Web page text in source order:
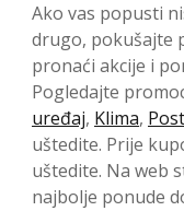
Ako vas popusti
drugo, pokušajte
pronaći akcije i
Pogledajte
uređaj, Klima,
uštedite. Prije
uštedite. Na web
najbolje ponude